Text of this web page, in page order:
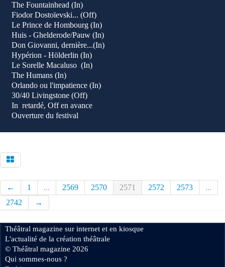
The Fountainhead (In)
Fiodor Dostoïevski... (Off)
Le Prince de Hombourg (In)
Huis - Ghelderode/Pauw (In)
Don Giovanni, dernière...(In)
Hypérion - Hölderlin (In)
Le Sorelle Macaluso (In)
The Humans (In)
Orlando ou l'impatience (In)
30/40 Livingstone (Off)
In retardé, Off en avance
Ouverture du festival
← 1 ... 2569 2570 2571 2572 2573
...
2742
→
Théâtral magazine sur internet et en kiosque
L'actualité de la création théâtrale
© Théâtral magazine 2026
Qui sommes-nous ?